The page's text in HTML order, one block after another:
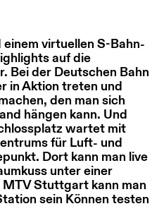
virtuellen S-Bahn-
auf die
Bei der Deutschen Bahn
in Aktion treten und
den man sich
hängen kann. Und
wartet mit
für Luft- und
Dort kann man live
unter einer
Stuttgart kann man
sein Können testen